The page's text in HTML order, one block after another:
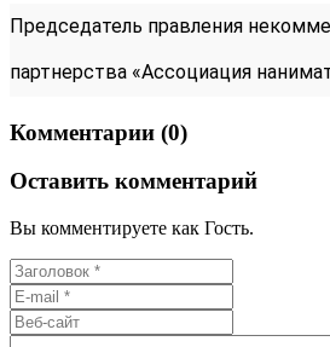
Председатель правления
партнерства «Ассоциация
Комментарии (0)
Оставить комментарий
Вы комментируете как Гость.